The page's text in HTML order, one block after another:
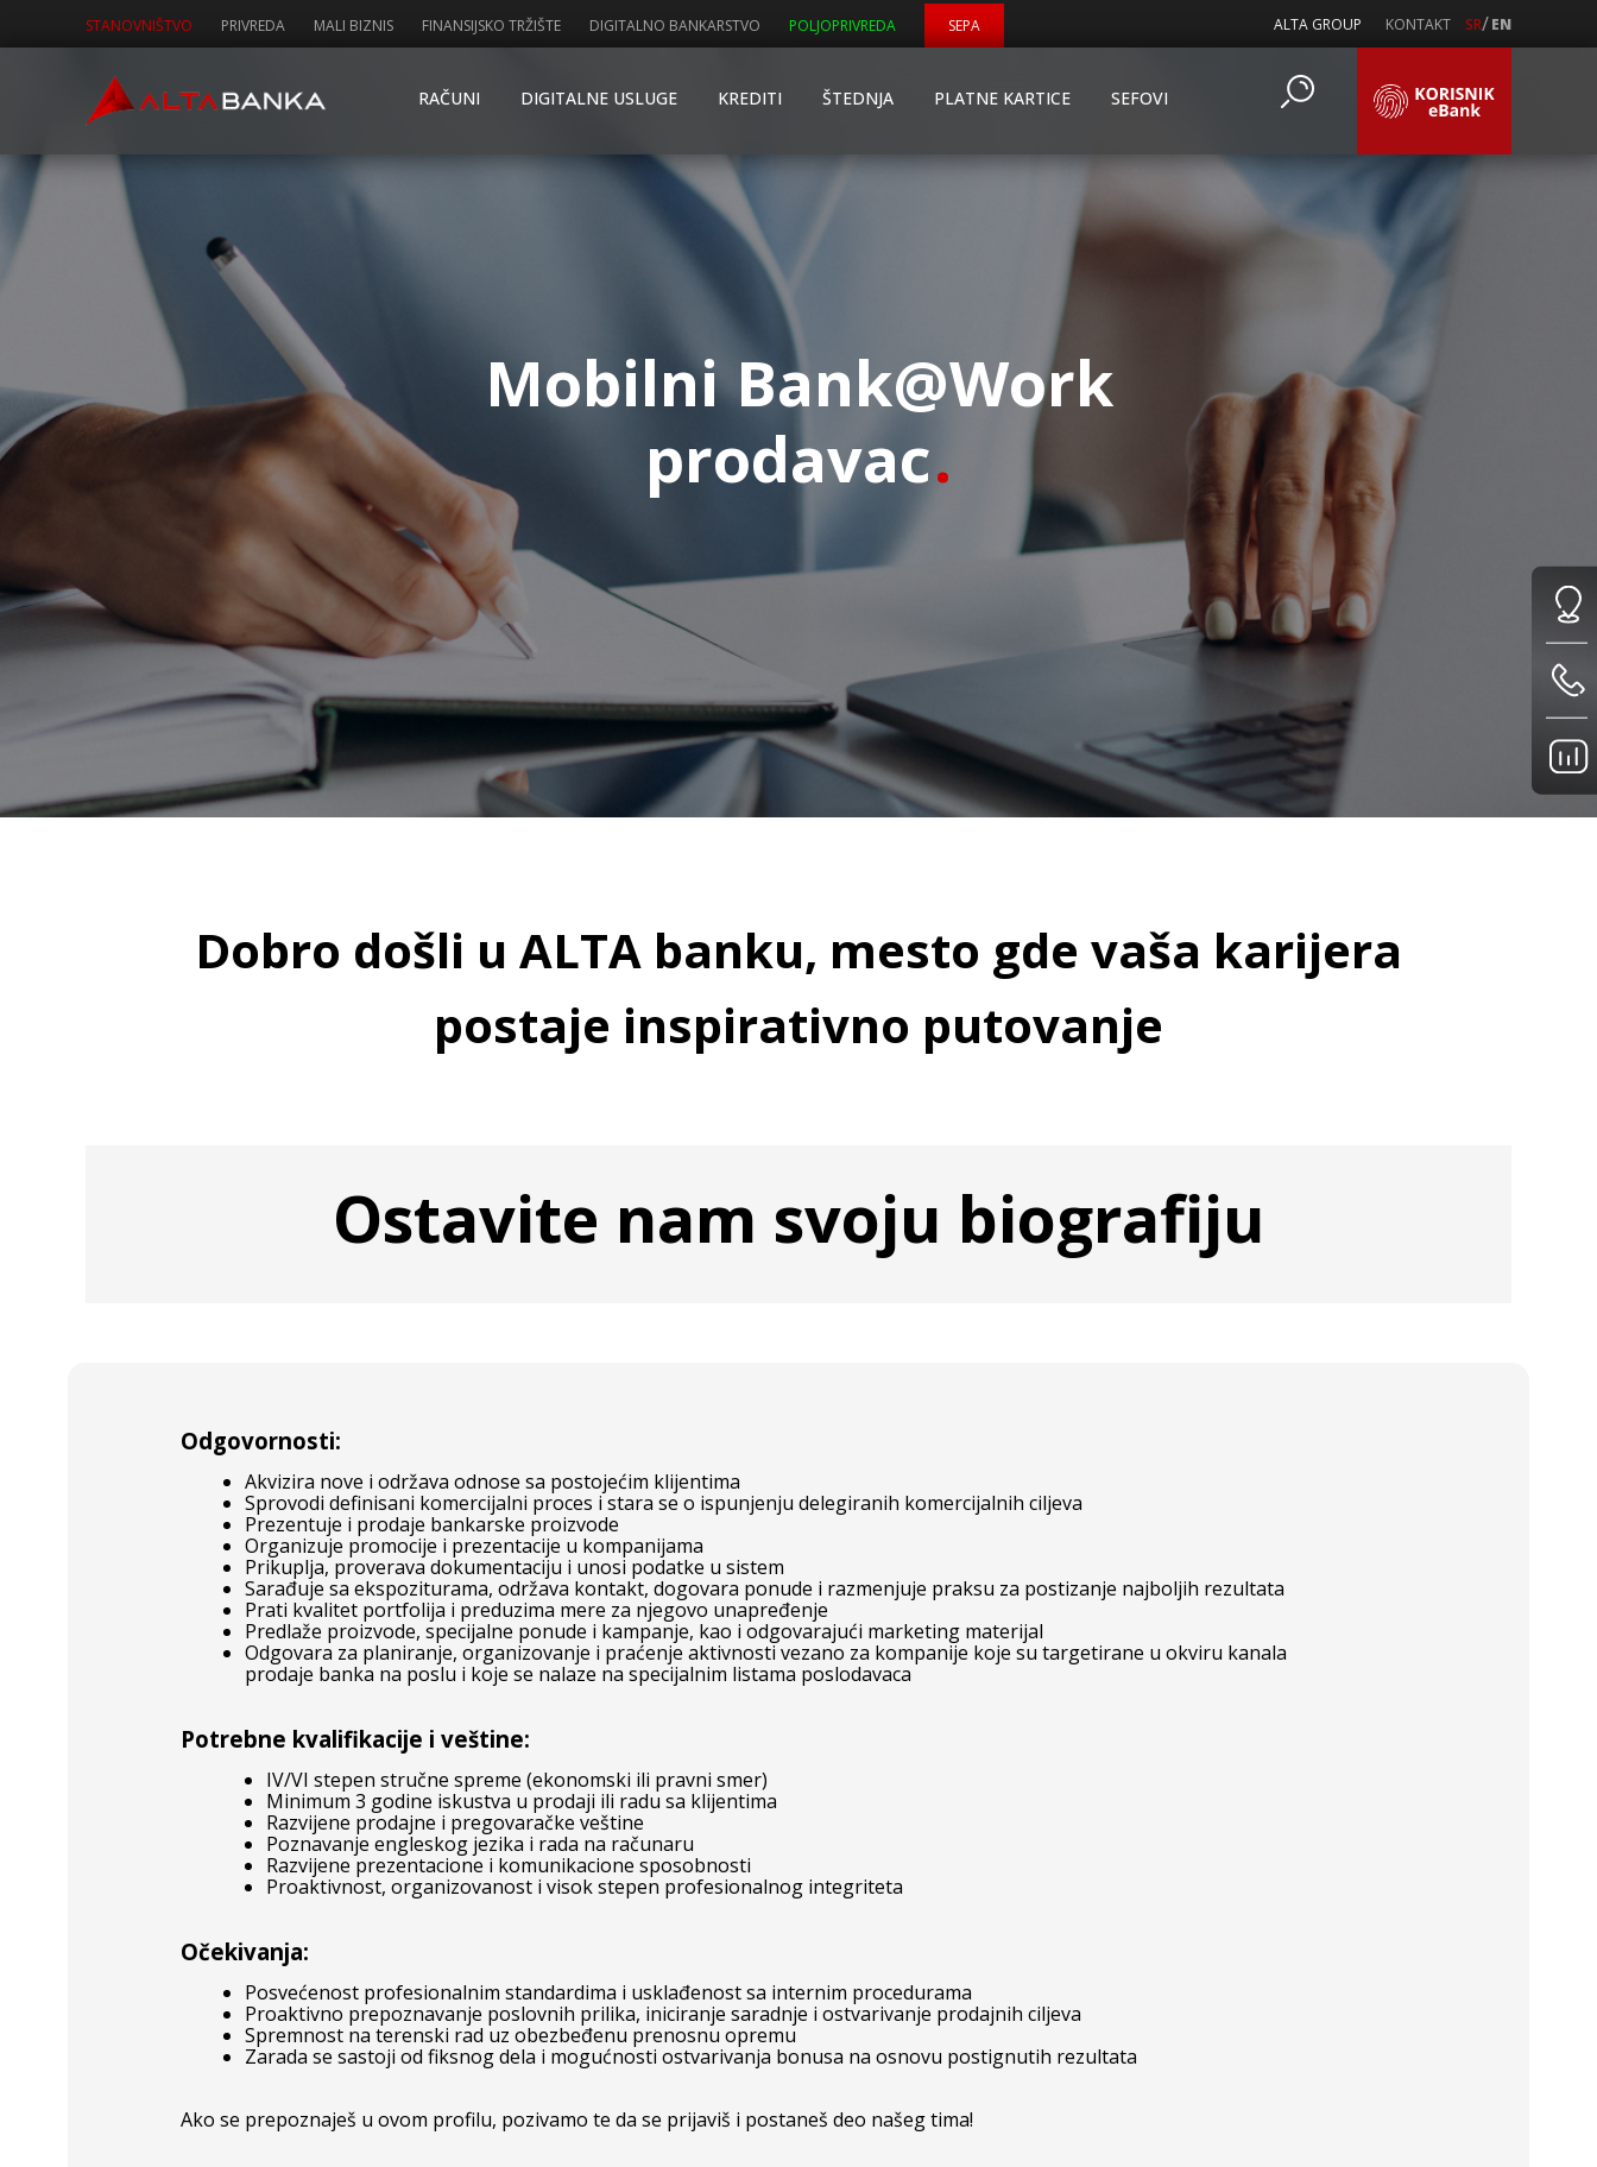
STANOVNIŠTVO PRIVREDA MALI BIZNIS FINANSIJSKO TRŽIŠTE DIGITALNO BANKARSTVO POLJOPRIVREDA SEPA ALTA GROUP KONTAKT SR/EN
RAČUNI DIGITALNE USLUGE KREDITI ŠTEDNJA PLATNE KARTICE SEFOVI
Mobilni Bank@Work
prodavac
Dobro došli u ALTA banku, mesto gde vaša karijera
postaje inspirativno putovanje
Ostavite nam svoju biografiju
Odgovornosti:
Akvizira nove i održava odnose sa postojećim klijentima
Sprovodi definisani komercijalni proces i stara se o ispunjenju delegiranih komercijalnih ciljeva
Prezentuje i prodaje bankarske proizvode
Organizuje promocije i prezentacije u kompanijama
Prikuplja, proverava dokumentaciju i unosi podatke u sistem
Sarađuje sa ekspoziturama, održava kontakt, dogovara ponude i razmenjuje praksu za postizanje najboljih rezultata
Prati kvalitet portfolija i preduzima mere za njegovo unapređenje
Predlaže proizvode, specijalne ponude i kampanje, kao i odgovarajući marketing materijal
Odgovara za planiranje, organizovanje i praćenje aktivnosti vezano za kompanije koje su targetirane u okviru kanala
prodaje banka na poslu i koje se nalaze na specijalnim listama poslodavaca
Potrebne kvalifikacije i veštine:
IV/VI stepen stručne spreme (ekonomski ili pravni smer)
Minimum 3 godine iskustva u prodaji ili radu sa klijentima
Razvijene prodajne i pregovaračke veštine
Poznavanje engleskog jezika i rada na računaru
Razvijene prezentacione i komunikacione sposobnosti
Proaktivnost, organizovanost i visok stepen profesionalnog integriteta
Očekivanja:
Posvećenost profesionalnim standardima i usklađenost sa internim procedurama
Proaktivno prepoznavanje poslovnih prilika, iniciranje saradnje i ostvarivanje prodajnih ciljeva
Spremnost na terenski rad uz obezbeđenu prenosnu opremu
Zarada se sastoji od fiksnog dela i mogućnosti ostvarivanja bonusa na osnovu postignutih rezultata
Ako se prepoznaješ u ovom profilu, pozivamo te da se prijaviš i postaneš deo našeg tima!